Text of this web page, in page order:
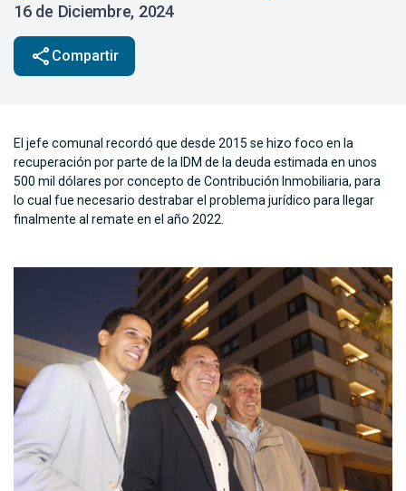
16 de Diciembre, 2024
share Compartir
El jefe comunal recordó que desde 2015 se hizo foco en la
recuperación por parte de la IDM de la deuda estimada en unos
500 mil dólares por concepto de Contribución Inmobiliaria, para
lo cual fue necesario destrabar el problema jurídico para llegar
finalmente al remate en el año 2022.